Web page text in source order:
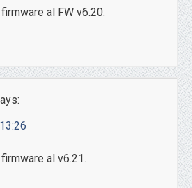
al FW v6.20.
al v6.21.